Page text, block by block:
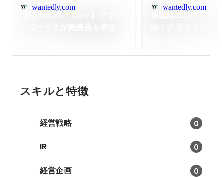
wantedly.com wantedly.com
スキルと特徴
経営戦略 0
IR 0
経営企画 0